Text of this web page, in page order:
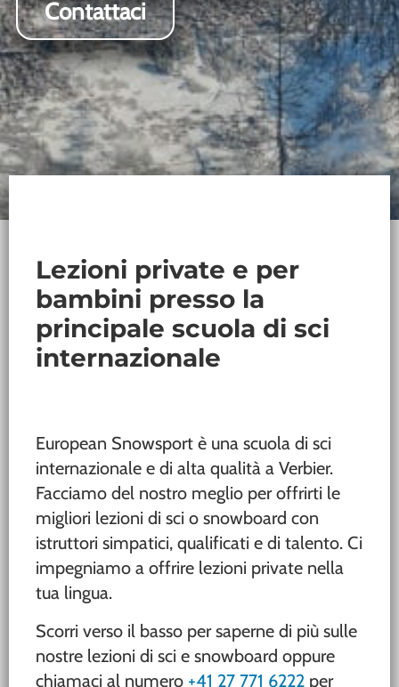
Contattaci
Lezioni private e per
bambini presso la
principale scuola di sci
internazionale
European Snowsport è una scuola di sci
internazionale e di alta qualità a Verbier.
Facciamo del nostro meglio per offrirti le
migliori lezioni di sci o snowboard con
istruttori simpatici, qualificati e di talento. Ci
impegniamo a offrire lezioni private nella
tua lingua.
Scorri verso il basso per saperne di più sulle
nostre lezioni di sci e snowboard oppure
chiamaci al numero +41 27 771 6222 per